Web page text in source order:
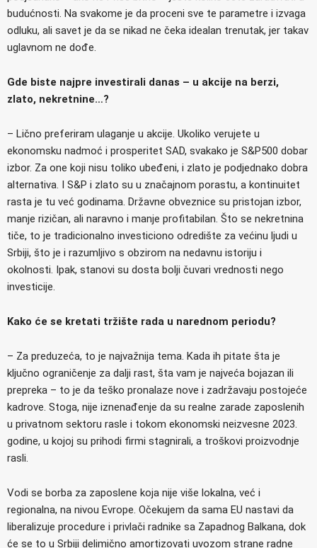
budućnosti. Na svakome je da proceni sve te parametre i izvaga
odluku, ali savet je da se nikad ne čeka idealan trenutak, jer takav
uglavnom ne dođe.
Gde biste najpre investirali danas – u akcije na berzi,
zlato, nekretnine…?
– Lično preferiram ulaganje u akcije. Ukoliko verujete u
ekonomsku nadmoć i prosperitet SAD, svakako je S&P500 dobar
izbor. Za one koji nisu toliko ubeđeni, i zlato je podjednako dobra
alternativa. I S&P i zlato su u značajnom porastu, a kontinuitet
rasta je tu već godinama. Državne obveznice su pristojan izbor,
manje rizičan, ali naravno i manje profitabilan. Što se nekretnina
tiče, to je tradicionalno investiciono odredište za većinu ljudi u
Srbiji, što je i razumljivo s obzirom na nedavnu istoriju i
okolnosti. Ipak, stanovi su dosta bolji čuvari vrednosti nego
investicije.
Kako će se kretati tržište rada u narednom periodu?
– Za preduzeća, to je najvažnija tema. Kada ih pitate šta je
ključno ograničenje za dalji rast, šta vam je najveća bojazan ili
prepreka – to je da teško pronalaze nove i zadržavaju postojeće
kadrove. Stoga, nije iznenađenje da su realne zarade zaposlenih
u privatnom sektoru rasle i tokom ekonomski neizvesne 2023.
godine, u kojoj su prihodi firmi stagnirali, a troškovi proizvodnje
rasli.
Vodi se borba za zaposlene koja nije više lokalna, već i
regionalna, na nivou Evrope. Očekujem da sama EU nastavi da
liberalizuje procedure i privlači radnike sa Zapadnog Balkana, dok
će se to u Srbiji delimično amortizovati uvozom strane radne